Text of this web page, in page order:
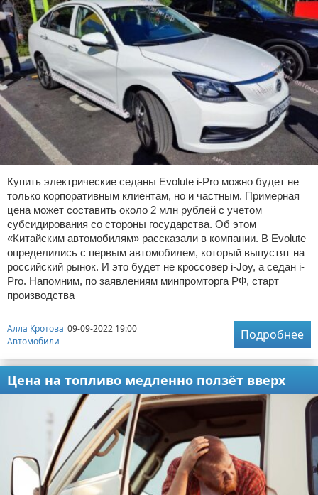
Купить электрические седаны Evolute i-Pro можно будет не
только корпоративным клиентам, но и частным. Примерная
цена может составить около 2 млн рублей с учетом
субсидирования со стороны государства. Об этом
«Китайским автомобилям» рассказали в компании. В Evolute
определились с первым автомобилем, который выпустят на
российский рынок. И это будет не кроссовер i-Joy, а седан i-
Pro. Напомним, по заявлениям минпромторга РФ, старт
производства
Алла Кротова 09-09-2022 19:00
Автомобили
Подробнее
Цена на топливо медленно ползёт вверх